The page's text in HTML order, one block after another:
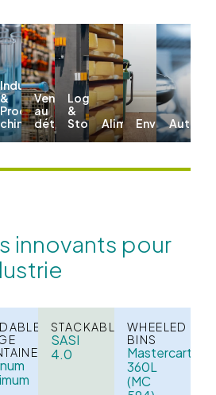
Industriel
&
Produits
chimiques
Vente
au
détail
Logistique
&
StockageAlimentation
innovants pour
STACKABLE
SASI
4.0
WHEELED
BINS
Mastercart
360L
(MC